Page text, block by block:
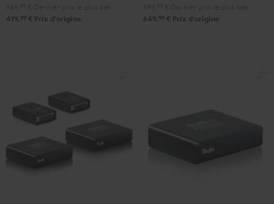
419, 99 € Prix d'origine 649, 99 € Prix d'origine